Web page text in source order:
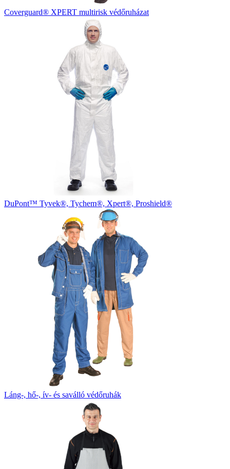
Coverguard® XPERT multirisk védőruházat
DuPont™ Tyvek®, Tychem®, Xpert®, Proshield®
Láng-, hő-, ív- és saválló védőruhák